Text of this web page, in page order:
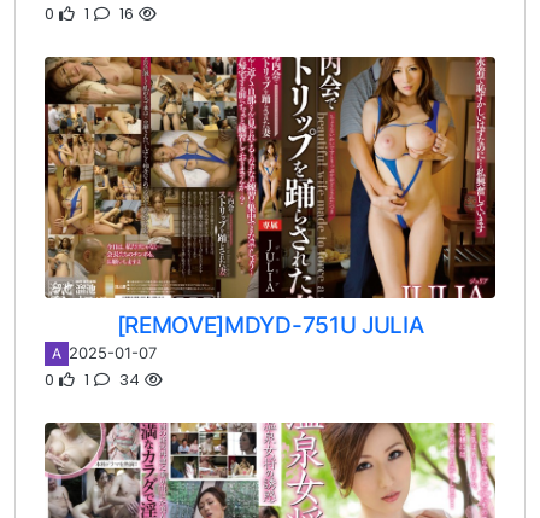
0 1 16
[REMOVE]MDYD-751U JULIA
A 2025-01-07
0 1 34